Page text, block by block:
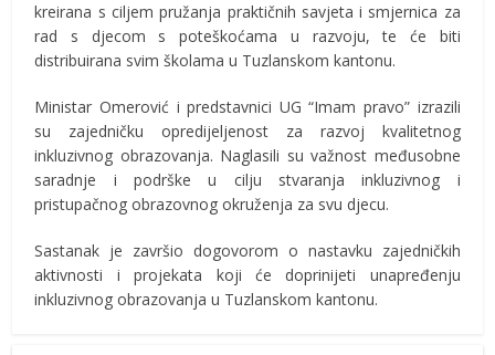
kreirana s ciljem pružanja praktičnih savjeta i smjernica za
rad s djecom s poteškoćama u razvoju, te će biti
distribuirana svim školama u Tuzlanskom kantonu.
Ministar Omerović i predstavnici UG “Imam pravo” izrazili
su zajedničku opredijeljenost za razvoj kvalitetnog
inkluzivnog obrazovanja. Naglasili su važnost međusobne
saradnje i podrške u cilju stvaranja inkluzivnog i
pristupačnog obrazovnog okruženja za svu djecu.
Sastanak je završio dogovorom o nastavku zajedničkih
aktivnosti i projekata koji će doprinijeti unapređenju
inkluzivnog obrazovanja u Tuzlanskom kantonu.